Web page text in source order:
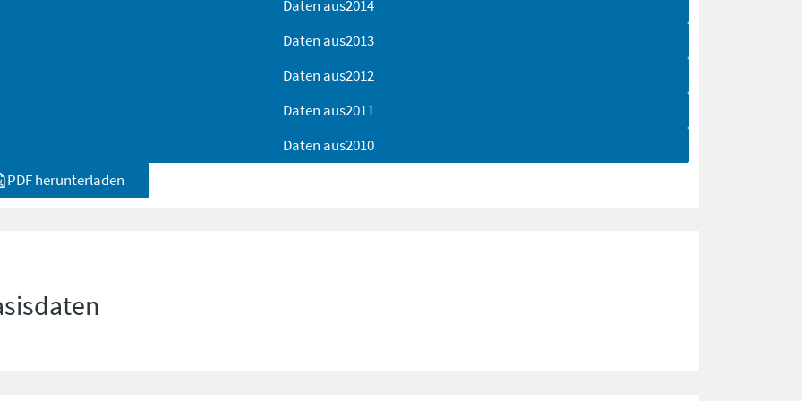
Daten aus2014
Daten aus2013
Daten aus2012
Daten aus2011
Daten aus2010
PDF herunterladen